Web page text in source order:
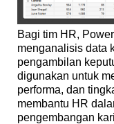
Bagi tim HR, Power
menganalisis data
pengambilan
digunakan untuk
performa, dan
membantu HR
pengembangan